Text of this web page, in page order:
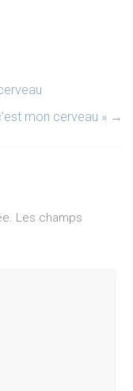
mon cerveau » →
Les champs